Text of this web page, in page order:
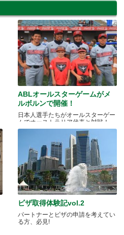
ABLオールスターゲームがメ
ルボルンで開催！
日本人選手たちがオールスターゲー
ムでオーストラリア代表と対戦！
ビザ取得体験記vol.2
パートナーとビザの申請を考えてい
る方、必見!